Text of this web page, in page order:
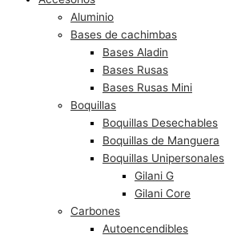
Aluminio
Bases de cachimbas
Bases Aladin
Bases Rusas
Bases Rusas Mini
Boquillas
Boquillas Desechables
Boquillas de Manguera
Boquillas Unipersonales
Gilani G
Gilani Core
Carbones
Autoencendibles